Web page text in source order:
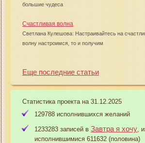
большие чудеса
Счастливая волна
Светлана Кулешова: Настраивайтесь на
волну настроимся, то и получим
Еще последние статьи
Статистика проекта на 31.12.2025
129788 исполнившихся желаний
1233283 записей в Завтра я хочу ,
исполнившимися 611632 (половина)